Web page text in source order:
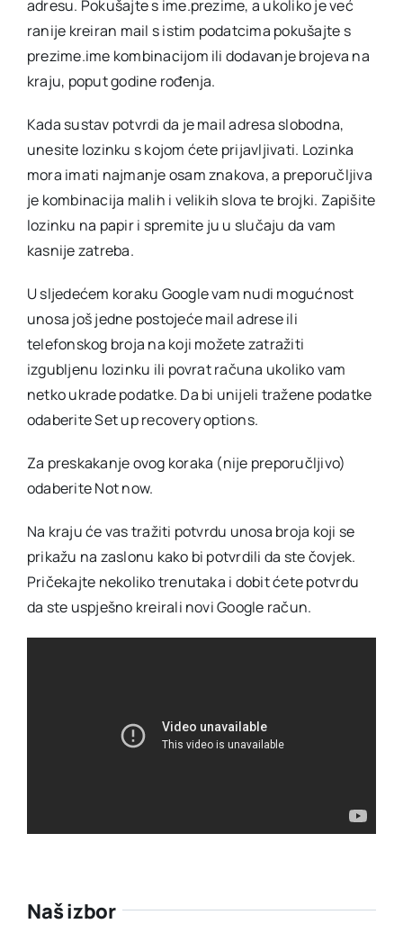
adresu. Pokušajte s ime.prezime, a ukoliko je već
ranije kreiran mail s istim podatcima pokušajte s
prezime.ime kombinacijom ili dodavanje brojeva na
kraju, poput godine rođenja.
Kada sustav potvrdi da je mail adresa slobodna,
unesite lozinku s kojom ćete prijavljivati. Lozinka
mora imati najmanje osam znakova, a preporučljiva
je kombinacija malih i velikih slova te brojki. Zapišite
lozinku na papir i spremite ju u slučaju da vam
kasnije zatreba.
U sljedećem koraku Google vam nudi mogućnost
unosa još jedne postojeće mail adrese ili
telefonskog broja na koji možete zatražiti
izgubljenu lozinku ili povrat računa ukoliko vam
netko ukrade podatke. Da bi unijeli tražene podatke
odaberite Set up recovery options.
Za preskakanje ovog koraka (nije preporučljivo)
odaberite Not now.
Na kraju će vas tražiti potvrdu unosa broja koji se
prikažu na zaslonu kako bi potvrdili da ste čovjek.
Pričekajte nekoliko trenutaka i dobit ćete potvrdu
da ste uspješno kreirali novi Google račun.
Naš izbor